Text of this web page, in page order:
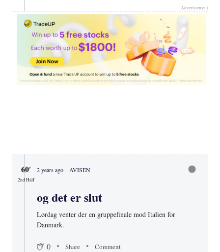
0 Comment
Advertisement
2 years ago AVISEN